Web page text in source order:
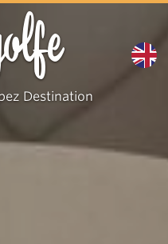
Destination